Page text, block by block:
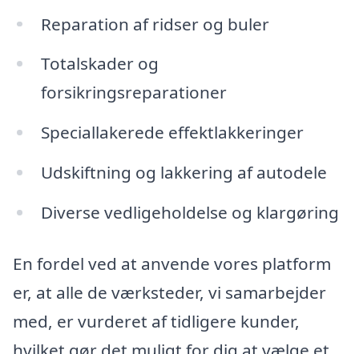
Reparation af ridser og buler
Totalskader og
forsikringsreparationer
Speciallakerede effektlakkeringer
Udskiftning og lakkering af autodele
Diverse vedligeholdelse og klargøring
En fordel ved at anvende vores platform
er, at alle de værksteder, vi samarbejder
med, er vurderet af tidligere kunder,